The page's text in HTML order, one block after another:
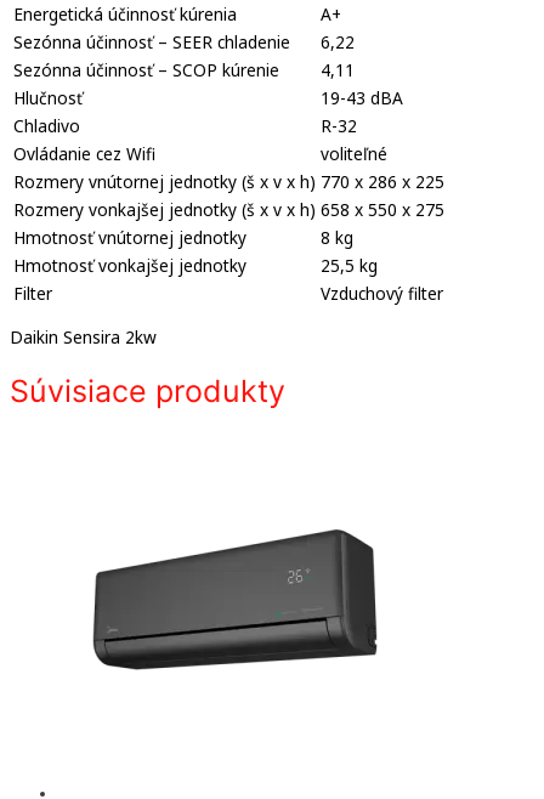
Energetická účinnosť kúrenia
A+
Sezónna účinnosť – SEER chladenie
6,22
Sezónna účinnosť – SCOP kúrenie
4,11
Hlučnosť
19-43 dBA
Chladivo
R-32
Ovládanie cez Wifi
voliteľné
Rozmery vnútornej jednotky (š x v x h) 770 x 286 x 225
Rozmery vonkajšej jednotky (š x v x h) 658 x 550 x 275
Hmotnosť vnútornej jednotky
8 kg
Hmotnosť vonkajšej jednotky
25,5 kg
Filter
Vzduchový filter
Daikin Sensira 2kw
Súvisiace produkty